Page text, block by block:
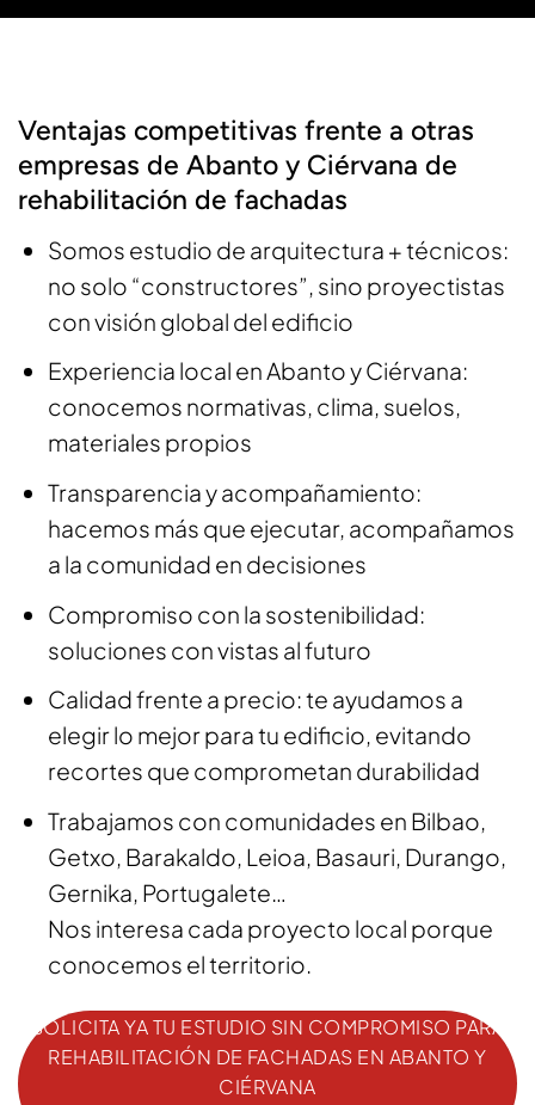
Ventajas competitivas frente a otras
empresas de Abanto y Ciérvana de
rehabilitación de fachadas
Somos estudio de arquitectura + técnicos:
no solo “constructores”, sino proyectistas
con visión global del edificio
Experiencia local en Abanto y Ciérvana:
conocemos normativas, clima, suelos,
materiales propios
Transparencia y acompañamiento:
hacemos más que ejecutar, acompañamos
a la comunidad en decisiones
Compromiso con la sostenibilidad:
soluciones con vistas al futuro
Calidad frente a precio: te ayudamos a
elegir lo mejor para tu edificio, evitando
recortes que comprometan durabilidad
Trabajamos con comunidades en Bilbao,
Getxo, Barakaldo, Leioa, Basauri, Durango,
Gernika, Portugalete…
Nos interesa cada proyecto local porque
conocemos el territorio.
SOLICITA YA TU ESTUDIO SIN COMPROMISO PARA
REHABILITACIÓN DE FACHADAS EN ABANTO Y
CIÉRVANA